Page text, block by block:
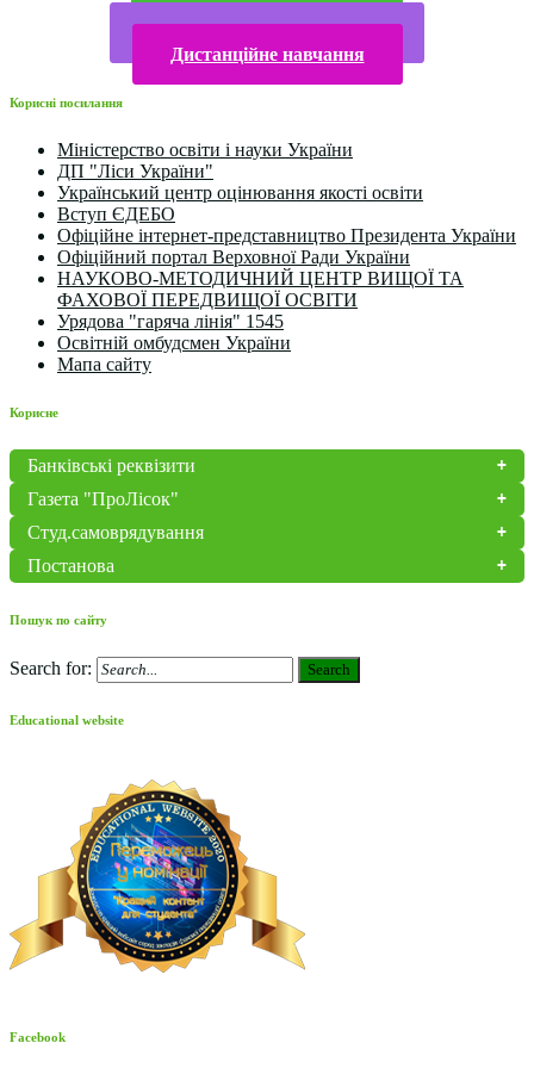
Дистанційне навчання
Корисні посилання
Міністерство освіти і науки України
ДП "Ліси України"
Український центр оцінювання якості освіти
Вступ ЄДЕБО
Офіційне інтернет-представництво Президента України
Офіційний портал Верховної Ради України
НАУКОВО-МЕТОДИЧНИЙ ЦЕНТР ВИЩОЇ ТА
ФАХОВОЇ ПЕРЕДВИЩОЇ ОСВІТИ
Урядова "гаряча лінія" 1545
Освітній омбудсмен України
Мапа сайту
Корисне
Банківські реквізити
Газета "ПроЛісок"
Студ.самоврядування
Постанова
Пошук по сайту
Search for: Search
Educational website
Facebook